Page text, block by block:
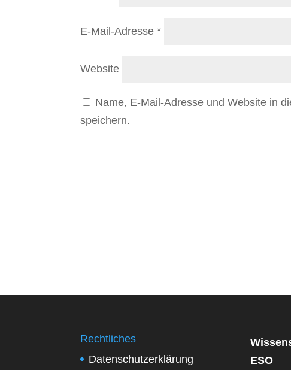
E-Mail-Adresse*
Website
Name, E-Mail-Adresse und Website in
speichern.
Rechtliches
Datenschutzerklärung
ESO